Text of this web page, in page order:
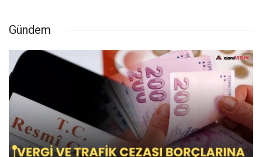
Gündem